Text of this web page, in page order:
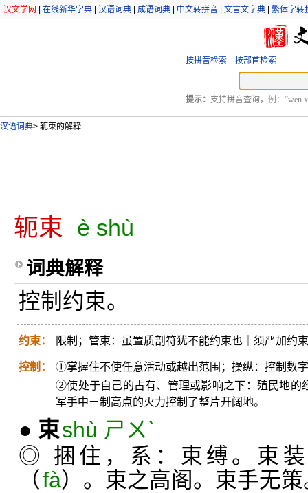
汉文学网 在线新华字典 汉语词典 成语词典 中文转拼音 文言文字典 繁体字转
按拼音检索 按部首检索
提示： 支持拼音查询，例：“wen
汉语词典> 轭束的解释
轭束 è shù
词典解释
控制约束。
约束： 限制；管束：虽置质剖符犹不能约束也｜须严加约
控制：
①掌握住不使任意活动或越出范围；操纵：控制数
②使处于自己的占有、管理或影响之下：殖民地的
军手中ㄧ制高点的火力控制了整片开阔地。
● 束shù ㄕㄨˋ
◎ 捆住，系：束缚。束
（fà）。束之高阁。束手无